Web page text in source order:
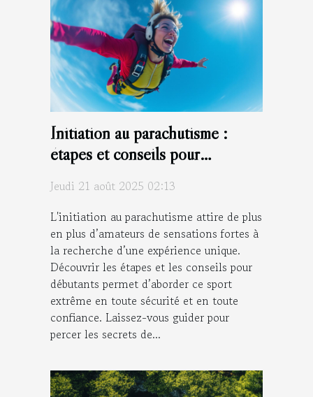
Initiation au parachutisme :
étapes et conseils pour
Jeudi 21 août 2025 02:13
L'initiation au parachutisme attire de plus
en plus d’amateurs de sensations fortes à
la recherche d’une expérience unique.
Découvrir les étapes et les conseils pour
débutants permet d’aborder ce sport
extrême en toute sécurité et en toute
confiance. Laissez-vous guider pour
percer les secrets de...